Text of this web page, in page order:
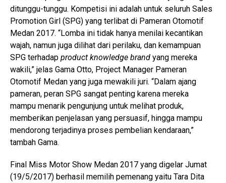
ditunggu-tunggu. Kompetisi ini adalah untuk seluruh Sales
Promotion Girl (SPG) yang terlibat di Pameran Otomotif
Medan 2017. “Lomba ini tidak hanya menilai kecantikan
wajah, namun juga dilihat dari perilaku, dan kemampuan
SPG terhadap product knowledge brand yang mereka
wakili,” jelas Gama Otto, Project Manager Pameran
Otomotif Medan yang juga mewakili juri. “Dalam ajang
pameran, peran SPG sangat penting karena mereka
mampu menarik pengunjung untuk melihat produk,
memberikan penjelasan yang persuasif, hingga mampu
mendorong terjadinya proses pembelian kendaraan,”
tambah Gama.
Final Miss Motor Show Medan 2017 yang digelar Jumat
(19/5/2017) berhasil memilih pemenang yaitu Tara Dita